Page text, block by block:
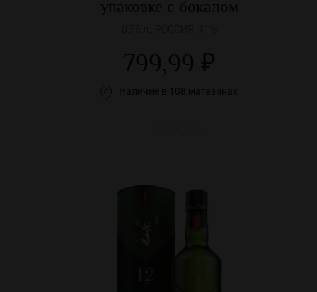
упаковке с бокалом
799,99 ₽
Наличие в 108 магазинах